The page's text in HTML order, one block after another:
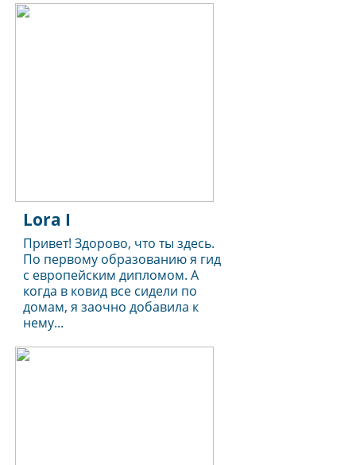
Lora I
Привет! Здорово, что ты здесь.
По первому образованию я гид
с европейским дипломом. А
когда в ковид все сидели по
домам, я заочно добавила к
нему...